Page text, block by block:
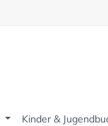
Kinder &